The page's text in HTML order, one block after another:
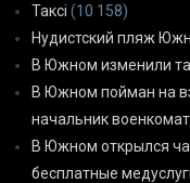
Таксі (10 158)
Нудистский пляж
В Южном изменили
В Южном пойман на
начальник
В Южном открылся
бесплатные